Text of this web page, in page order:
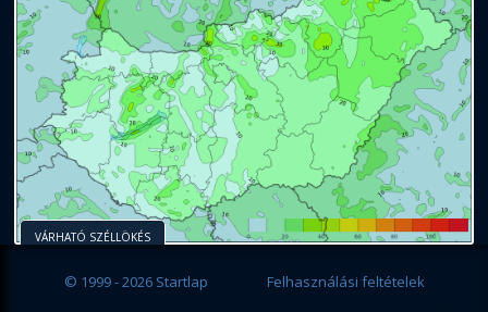
VÁRHATÓ SZÉLLÖKÉS
© 1999 - 2026 Startlap Felhasználási feltételek